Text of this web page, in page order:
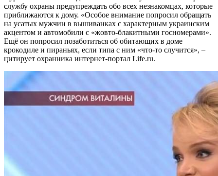
службу охраны предупреждать обо всех незнакомцах, которые
приближаются к дому. «Особое внимание попросил обращать
на усатых мужчин в вышиванках с характерным украинским
акцентом и автомобили с «жовто-блакитными госномерами».
Ещё он попросил позаботиться об обитающих в доме
крокодиле и пираньях, если типа с ним «что-то случится», –
цитирует охранника интернет-портал Life.ru.